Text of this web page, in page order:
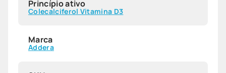
Princípio ativo
Colecalciferol Vitamina D3
Marca
Addera